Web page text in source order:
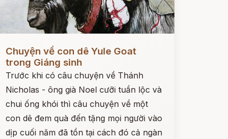
Chuyện về con dê Yule Goat
trong Giáng sinh
Trước khi có câu chuyện về Thánh
Nicholas - ông già Noel cưỡi tuần lộc và
chui ống khói thì câu chuyện về một
con dê đem quà đến tặng mọi người vào
dịp cuối năm đã tồn tại cách đó cả ngàn